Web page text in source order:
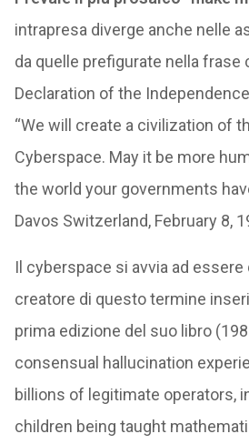
intrapresa diverge anche nelle
da quelle prefigurate nella frase
Declaration of the
“We will create a civilization of
Cyberspace. May it be more
the world your governments
Davos Switzerland, February 8,
Il cyberspace si avvia ad essere
creatore di questo termine
prima edizione del suo libro
consensual hallucination
billions of legitimate operators,
children being taught